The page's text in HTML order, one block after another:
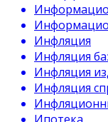
Инфляция
Инфляция
Инфляция
Инфляция